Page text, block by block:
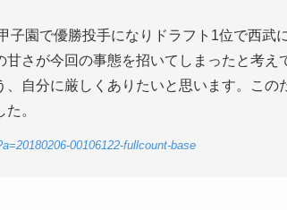
子園で優勝投手になりドラフト1位で西武
甘さが今回の事態を招いてしまったと考え
自分に厳しくありたいと思います。この
。
00106122-fullcount-base